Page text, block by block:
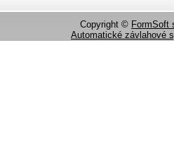
Copyright © FormSoft
Automatické závlahové